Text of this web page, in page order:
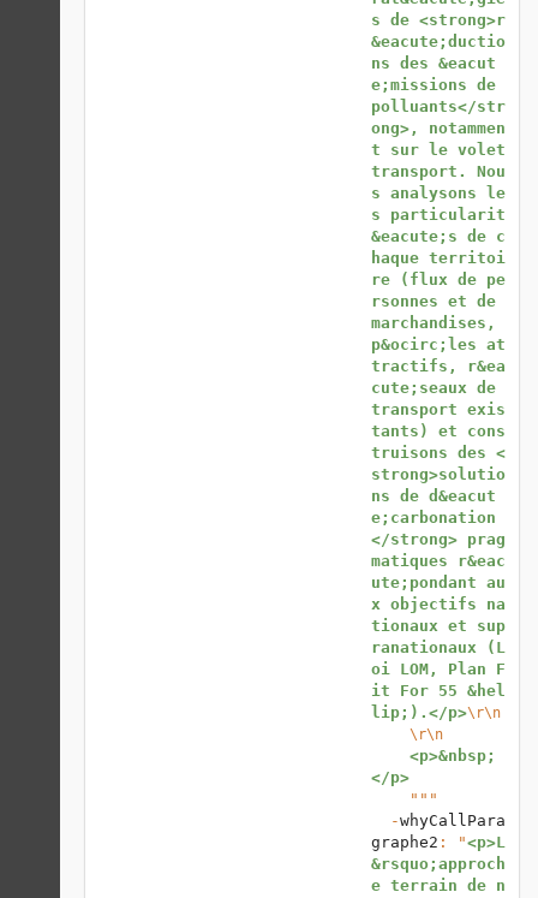
s de <strong>r
&eacute;ductio
ns des &eacut
e;missions de
polluants</str
ong>, notammen
t sur le volet
transport. Nou
s analysons le
s particularit
&eacute;s de c
haque territoi
re (flux de pe
rsonnes et de
marchandises,
p&ocirc;les at
tractifs, r&ea
cute;seaux de
transport exis
tants) et cons
truisons des <
strong>solutio
ns de d&eacut
e;carbonation
</strong> prag
matiques r&eac
ute;pondant au
x objectifs na
tionaux et sup
ranationaux (L
oi LOM, Plan F
it For 55 &hel
lip;).</p>\r\n
\r\n
<p>&nbsp;
</p>
  -
whyCallPara
graphe2 : "<p>L
&rsquo;approch
e terrain de n